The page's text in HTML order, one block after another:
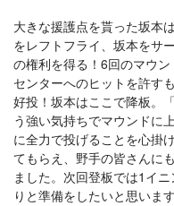
大きな援護点を貰った坂本
をレフトフライ、坂本をサ
の権利を得る！6回のマウ
センターへのヒットを許す
好投！坂本はここで降板。
う強い気持ちでマウンドに
に全力で投げることを心掛
てもらえ、野手の皆さんに
ました。次回登板では1イ
りと準備をしたいと思いま